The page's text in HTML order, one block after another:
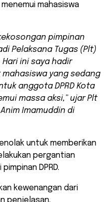
menemui mahasiswa
pimpinan
Pelaksana Tugas (Plt)
Hari ini saya hadir
yang sedang
anggota DPRD Kota
massa aksi,” ujar Plt
Imamuddin di
untuk memberikan
pergantian
DPRD.
kewenangan dari